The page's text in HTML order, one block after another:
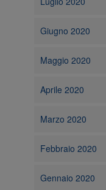
Giugno 2020
Maggio 2020
Aprile 2020
Marzo 2020
Febbraio 2020
Gennaio 2020